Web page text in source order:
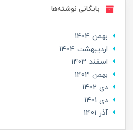
بایگانی نوشته‌ها
بهمن 1404
ارديبهشت 1404
اسفند 1403
بهمن 1403
دی 1402
دی 1401
آذر 1401